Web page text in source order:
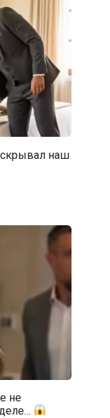
наш
не